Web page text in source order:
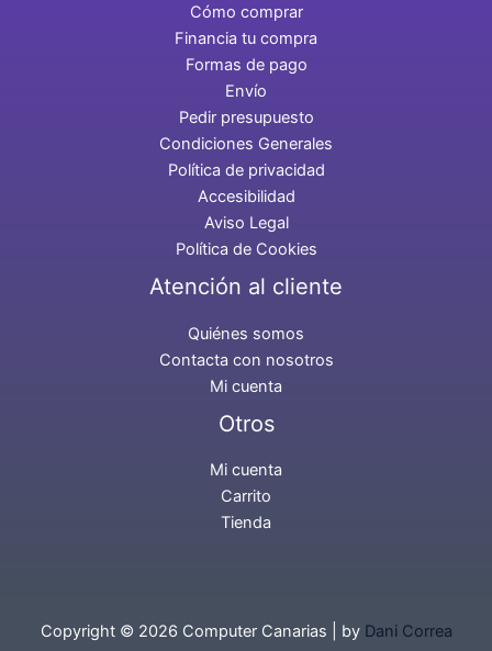
Cómo comprar
Financia tu compra
Formas de pago
Envío
Pedir presupuesto
Condiciones Generales
Política de privacidad
Accesibilidad
Aviso Legal
Política de Cookies
Atención al cliente
Quiénes somos
Contacta con nosotros
Mi cuenta
Otros
Mi cuenta
Carrito
Tienda
Copyright © 2026 Computer Canarias | by Dani Correa